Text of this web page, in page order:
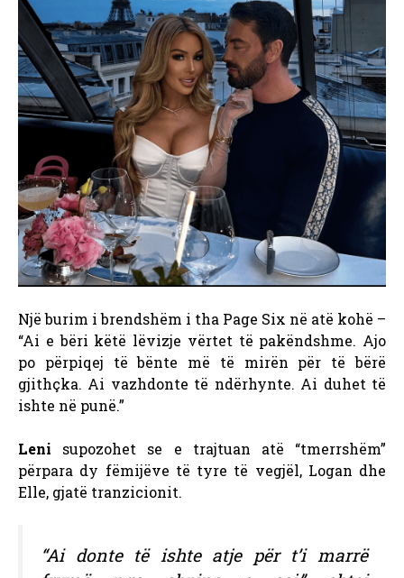
Një burim i brendshëm i tha Page Six në atë kohë –
“Ai e bëri këtë lëvizje vërtet të pakëndshme. Ajo
po përpiqej të bënte më të mirën për të bërë
gjithçka. Ai vazhdonte të ndërhynte. Ai duhet të
ishte në punë.”
Leni supozohet se e trajtuan atë “tmerrshëm”
përpara dy fëmijëve të tyre të vegjël, Logan dhe
Elle, gjatë tranzicionit.
“Ai donte të ishte atje për t’i marrë